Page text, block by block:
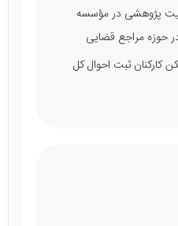
پژوهشی در مؤسسه
حوزه مراجع قضایی
کارکنان ثبت احوال کل